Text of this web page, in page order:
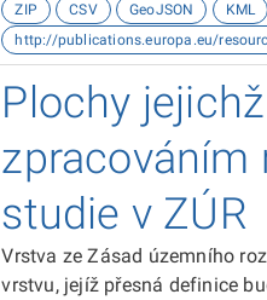
ZIP CSV GeoJSON KML
http://publications.europa.eu/
Plochy
zpracováním
studie v ZÚR
Vrstva ze Zásad územního
vrstvu, jejíž přesná definice